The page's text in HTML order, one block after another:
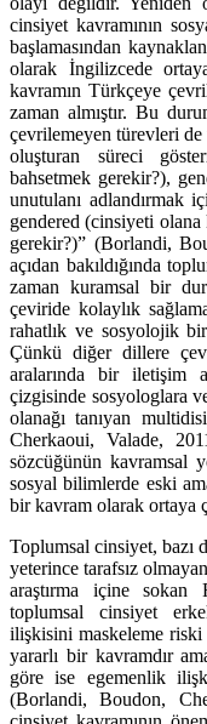
cinsiyet kavramının
başlamasından
olarak İngilizcede
kavramın Türkçeye
zaman almıştır. Bu
çevrilemeyen türevleri de
oluşturan süreci
bahsetmek gerekir?),
unutulanı adlandırmak
gendered (cinsiyeti olana
gerekir?)” (Borlandi,
açıdan bakıldığında
zaman kuramsal bir
çeviride kolaylık
rahatlık ve sosyolojik
Çünkü diğer dillere
aralarında bir iletişim
çizgisinde sosyologlara
olanağı tanıyan
Cherkaoui, Valade,
sözcüğünün kavramsal
sosyal bilimlerde eski
bir kavram olarak ortaya
Toplumsal cinsiyet, bazı
yeterince tarafsız
araştırma içine sokan
toplumsal cinsiyet
ilişkisini maskeleme
yararlı bir kavramdır
göre ise egemenlik
(Borlandi, Boudon,